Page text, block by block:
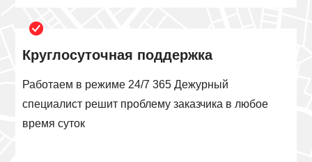
Круглосуточная поддержка
Работаем в режиме 24/7 365 Дежурный
специалист решит проблему заказчика в любое
время суток